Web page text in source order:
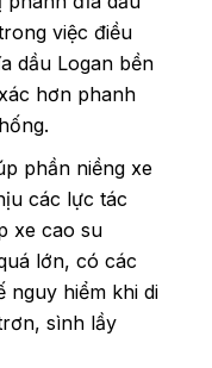
việc điều
dầu Logan bền
hơn phanh
phần niềng xe
các lực tác
xe cao su
lớn, có các
nguy hiểm khi di
sình lầy